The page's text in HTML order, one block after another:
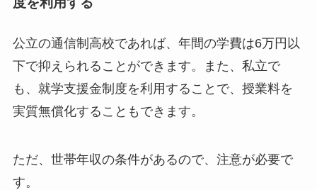
公立の通信制高校であれば、年間の学費は6万円以
下で抑えられることができます。また、私立で
も、就学支援金制度を利用することで、授業料を
実質無償化することもできます。
ただ、世帯年収の条件があるので、注意が必要で
す。